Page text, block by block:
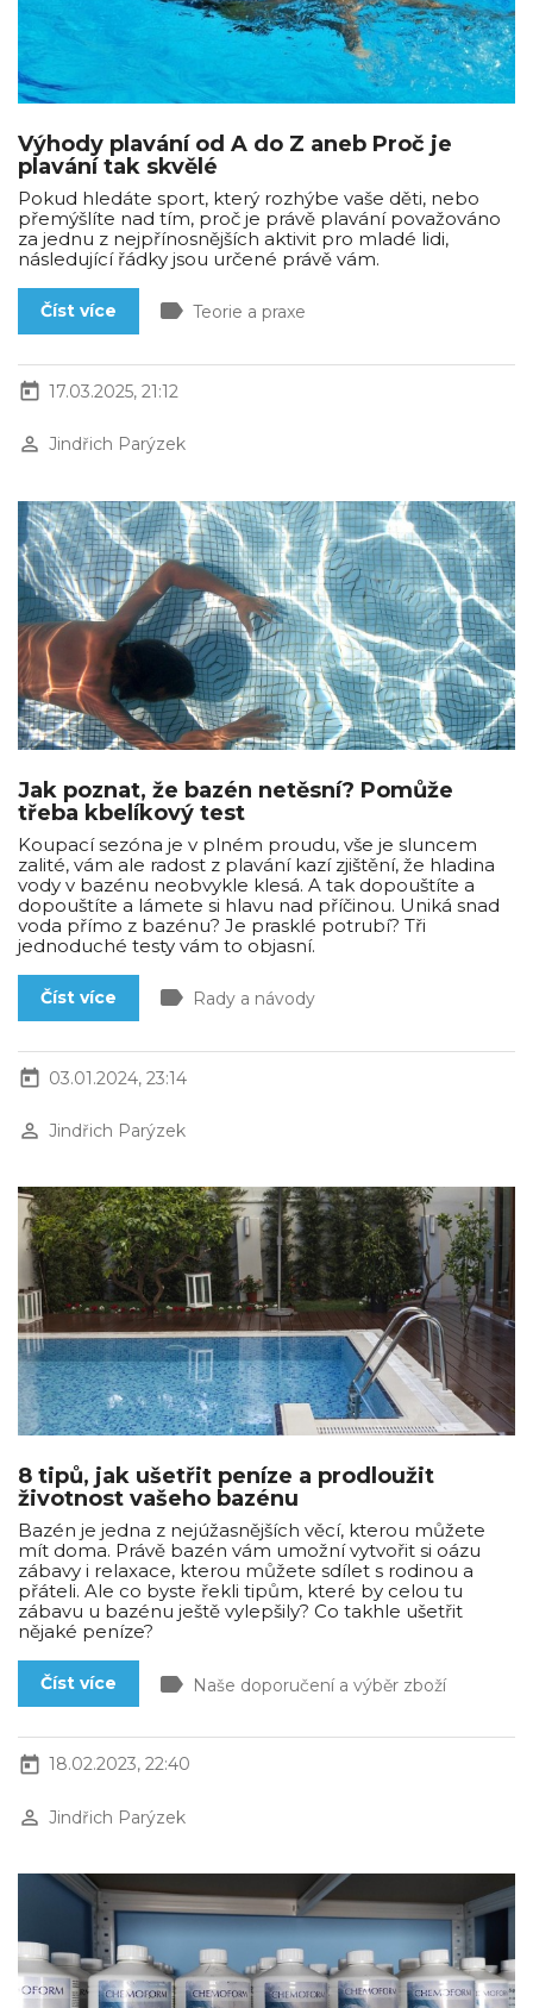
Výhody plavání od A do Z aneb Proč je
plavání tak skvělé
Pokud hledáte sport, který rozhýbe vaše děti, nebo
přemýšlíte nad tím, proč je právě plavání považováno
za jednu z nejpřínosnějších aktivit pro mladé lidi,
následující řádky jsou určené právě vám.
Číst více label Teorie a praxe
today 17.03.2025, 21:12
perm_identity Jindřich Parýzek
Jak poznat, že bazén netěsní? Pomůže
třeba kbelíkový test
Koupací sezóna je v plném proudu, vše je sluncem
zalité, vám ale radost z plavání kazí zjištění, že hladina
vody v bazénu neobvykle klesá. A tak dopouštíte a
dopouštíte a lámete si hlavu nad příčinou. Uniká snad
voda přímo z bazénu? Je prasklé potrubí? Tři
jednoduché testy vám to objasní.
Číst více label Rady a návody
today 03.01.2024, 23:14
perm_identity Jindřich Parýzek
8 tipů, jak ušetřit peníze a prodloužit
životnost vašeho bazénu
Bazén je jedna z nejúžasnějších věcí, kterou můžete
mít doma. Právě bazén vám umožní vytvořit si oázu
zábavy i relaxace, kterou můžete sdílet s rodinou a
přáteli. Ale co byste řekli tipům, které by celou tu
zábavu u bazénu ještě vylepšily? Co takhle ušetřit
nějaké peníze?
Číst více label Naše doporučení a výběr zboží
today 18.02.2023, 22:40
perm_identity Jindřich Parýzek